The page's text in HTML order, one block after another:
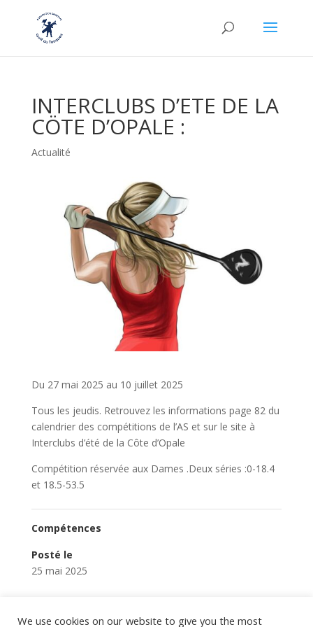
INTERCLUBS D’ETE DE LA
CÖTE D’OPALE :
Actualité
Du 27 mai 2025 au 10 juillet 2025
Tous les jeudis. Retrouvez les informations page 82 du
calendrier des compétitions de l’AS et sur le site à
Interclubs d’été de la Côte d’Opale
Compétition réservée aux Dames .Deux séries :0-18.4
et 18.5-53.5
Compétences
Posté le
25 mai 2025
←Règlement GRANDE SEMAINE et conseils
We use cookies on our website to give you the most